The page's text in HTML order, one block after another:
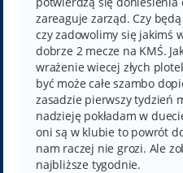
zareaguje zarząd. Czy
czy zadowolimy się jakimś
dobrze 2 mecze na KMŚ.
wrażenie wiecej złych
być może całe szambo
zasadzie pierwszy tydzień
nadzieję pokładam w
oni są w klubie to powrót
nam raczej nie grozi. Ale
najbliższe tygodnie.